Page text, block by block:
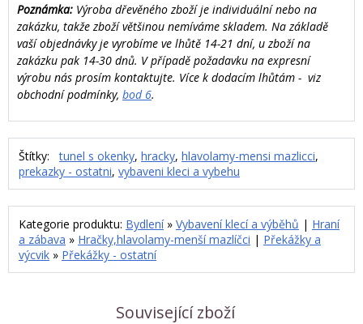
Poznámka: Výroba dřevěného zboží je individuální nebo na
zakázku, takže zboží většinou nemíváme skladem. Na základě
vaší objednávky je vyrobíme ve lhůtě 14-21 dní, u zboží na
zakázku pak 14-30 dnů. V případě požadavku na expresní
výrobu nás prosím kontaktujte. Více k dodacím lhůtám - viz
obchodní podmínky, bod 6.
Štítky:tunel s okenky, hracky, hlavolamy-mensi mazlicci,
prekazky - ostatni, vybaveni kleci a vybehu
Kategorie produktu: Bydlení» Vybavení klecí a výběhů | Hraní
a zábava » Hračky,hlavolamy-menší mazlíčci | Překážky a
výcvik » Překážky - ostatní
Související zboží